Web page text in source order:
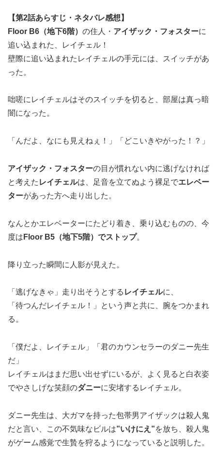
【第2話あらすじ・ネタバレ感想】
Floor B6（地下6階） の住人・ アイザック・フォスターに
追い込まれた、レイチェル！
壁際に追い込まれたレイチェルの手元には、スイッチがあ
った。
咄嗟にレイチェルはそのスイッチを切ると、部屋は真っ暗
闇になった。
「んだよ、なにも見えねぇ！」「どこいきやがった！？」
アイザック・フォスターの目が慣れない内に逃げなければ
と考えた レイチェルは、足音を立てぬよう裸足でエレベー
ターがあった方へ走り出した。
なんとかエレベーターにたどり着き、乗り込むものの、今
度は Floor B5（地下5階）でストップ。
降り立った瞬間に人影が見えた。
「逃げなきゃ」走り出そうとする レイチェルに、
「待つんだレイチェル！」という声と共に、腕をつかまれ
る。
「僕だよ、レイチェル」「君のカウンセラーのダニー先生
だ」
レイチェルはまだ思い出せずにいるが、よく見ると白衣姿
でやさしげな笑顔のダニーに安堵するレイチェル。
ダニー先生は、大ガマを持った包帯男アイザックは殺人鬼
だと言い、この不気味なビルは”いけにえ”を放ち、殺人鬼
がゲーム感覚で生贄を狩るようになっていると説明した。